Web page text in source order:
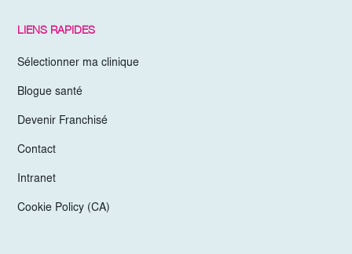
LIENS RAPIDES
Sélectionner ma clinique
Blogue santé
Devenir Franchisé
Contact
Intranet
Cookie Policy (CA)